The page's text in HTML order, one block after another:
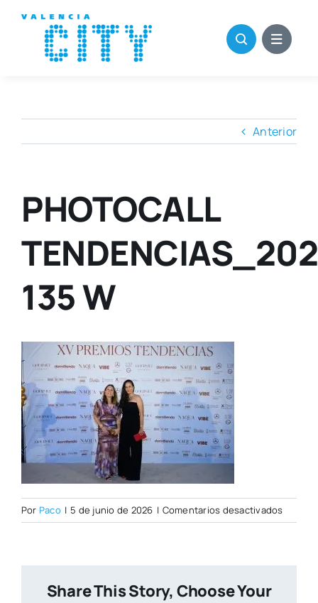
contenido
Anterior
PHOTOCALL
135 W
Por Paco | 5 de junio de 2026 | Comentarios desactivadosen
Share This Story, Choose Your